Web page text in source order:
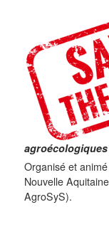
agroécologiques
Organisé et
Nouvelle
AgroSyS).